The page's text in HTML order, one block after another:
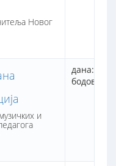
Новог
и
дана: 2
бодова: 16